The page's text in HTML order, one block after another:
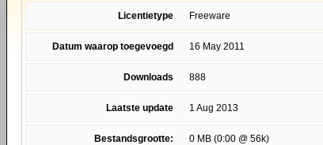
Licentietype Freeware
Datum waarop toegevoegd 16 May 2011
Downloads 888
Laatste update 1 Aug 2013
Bestandsgrootte: 0 MB (0:00 @ 56k)